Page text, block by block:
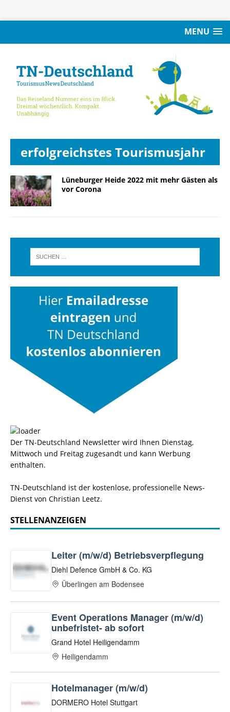
MENU
erfolgreichstes Tourismusjahr
Lüneburger Heide 2022 mit mehr Gästen als
vor Corona
Der TN-Deutschland Newsletter wird Ihnen Dienstag,
Mittwoch und Freitag zugesandt und kann Werbung
enthalten.
TN-Deutschland ist der kostenlose, professionelle News-
Dienst von Christian Leetz.
STELLENANZEIGEN